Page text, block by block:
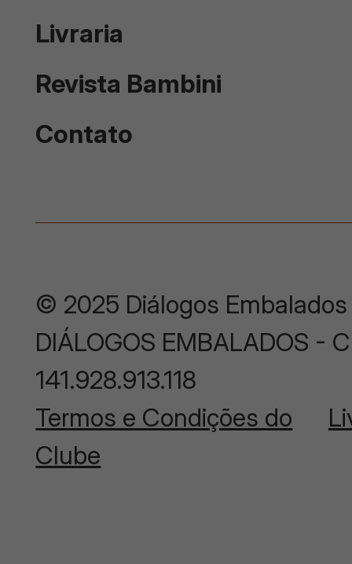
Livraria
Revista Bambini
Contato
© 2025 Diálogos Embalados
DIÁLOGOS EMBALADOS -
141.928.913.118
Termos e Condições do
Clube